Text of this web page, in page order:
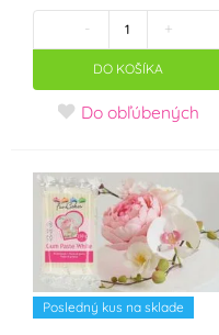
- +
DO KOŠÍKA
Do obľúbených
Posledný kus na sklade